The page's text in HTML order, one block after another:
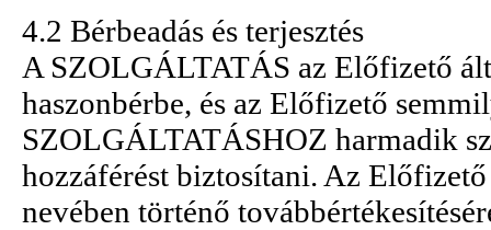
4.2 Bérbeadás és terjesztés
A SZOLGÁLTATÁS az Előfizető
haszonbérbe, és az Előfizető
SZOLGÁLTATÁSHOZ harmadik
hozzáférést biztosítani. Az
nevében történő